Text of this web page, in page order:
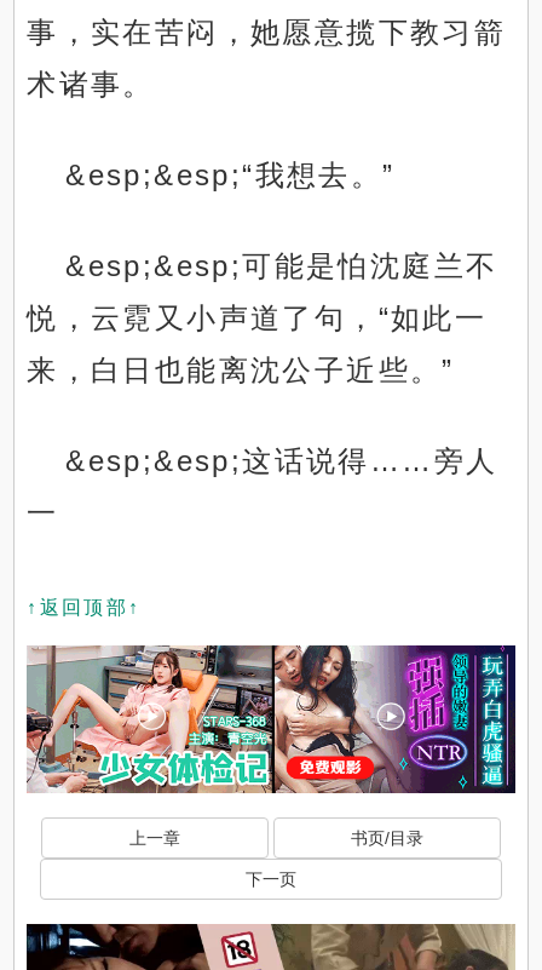
事，实在苦闷，她愿意揽下教习箭
术诸事。
&esp;&esp;“我想去。”
&esp;&esp;可能是怕沈庭兰不
悦，云霓又小声道了句，“如此一
来，白日也能离沈公子近些。”
&esp;&esp;这话说得……旁人
一
↑返回顶部↑
上一章 书页/目录
下一页